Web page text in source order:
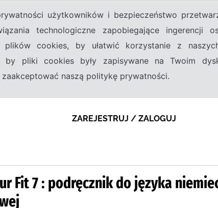
użytkowników i bezpieczeństwo
technologiczne zapobiegające ingerencji
plików cookies, by ułatwić korzystanie z
by pliki cookies były zapisywane na Twoim
naszą politykę prywatności.
ZAREJESTRUJ / ZALOGUJ
Fit 7 : podręcznik do języka